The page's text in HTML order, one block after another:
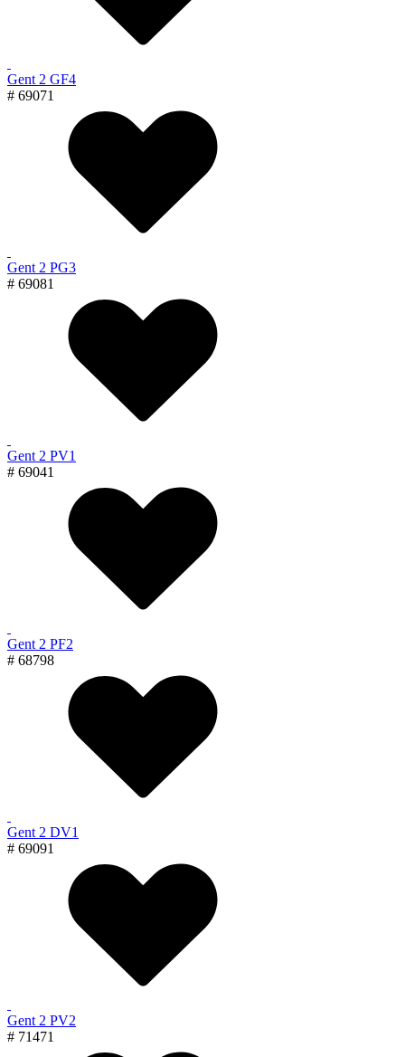
Gent 2 GF4
# 69071
Gent 2 PG3
# 69081
Gent 2 PV1
# 69041
Gent 2 PF2
# 68798
Gent 2 DV1
# 69091
Gent 2 PV2
# 71471